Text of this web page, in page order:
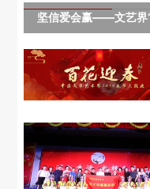
坚信爱会赢——文艺界